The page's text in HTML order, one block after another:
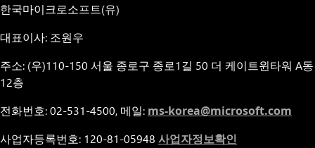
한국마이크로소프트(유)
대표이사: 조원우
주소: (우)110-150 서울 종로구 종로1길 50 더 케이트윈타워 A동
12층
전화번호: 02-531-4500, 메일: ms-korea@microsoft.com
사업자등록번호: 120-81-05948 사업자정보확인